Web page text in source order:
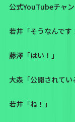
公式YouTubeチャ
若井「そうなんです
藤澤「はい！」
大森「公開されてい
若井「ね！」